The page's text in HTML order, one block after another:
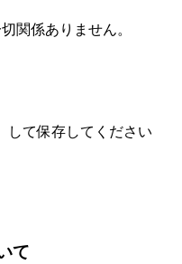
関係ありません。
して保存してください
て